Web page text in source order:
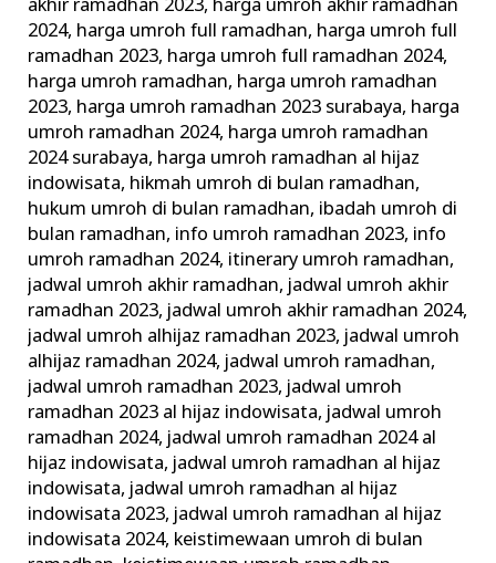
akhir ramadhan 2023, harga umroh akhir ramadhan
2024, harga umroh full ramadhan, harga umroh full
ramadhan 2023, harga umroh full ramadhan 2024,
harga umroh ramadhan, harga umroh ramadhan
2023, harga umroh ramadhan 2023 surabaya, harga
umroh ramadhan 2024, harga umroh ramadhan
2024 surabaya, harga umroh ramadhan al hijaz
indowisata, hikmah umroh di bulan ramadhan,
hukum umroh di bulan ramadhan, ibadah umroh di
bulan ramadhan, info umroh ramadhan 2023, info
umroh ramadhan 2024, itinerary umroh ramadhan,
jadwal umroh akhir ramadhan, jadwal umroh akhir
ramadhan 2023, jadwal umroh akhir ramadhan 2024,
jadwal umroh alhijaz ramadhan 2023, jadwal umroh
alhijaz ramadhan 2024, jadwal umroh ramadhan,
jadwal umroh ramadhan 2023, jadwal umroh
ramadhan 2023 al hijaz indowisata, jadwal umroh
ramadhan 2024, jadwal umroh ramadhan 2024 al
hijaz indowisata, jadwal umroh ramadhan al hijaz
indowisata, jadwal umroh ramadhan al hijaz
indowisata 2023, jadwal umroh ramadhan al hijaz
indowisata 2024, keistimewaan umroh di bulan